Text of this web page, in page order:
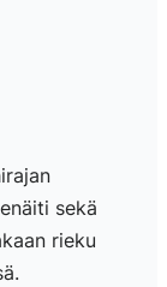
sekä
rieku